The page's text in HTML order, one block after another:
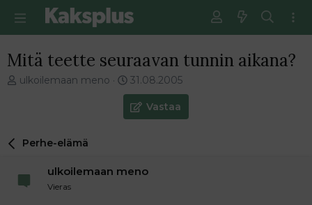
Mitä teette seuraavan tunnin aikana?
V
e
t
ulkoilemaan meno
E
n
s
i
i
31.08.2005
Vastaa
Perhe-elämä
ulkoilemaan meno
Vieras